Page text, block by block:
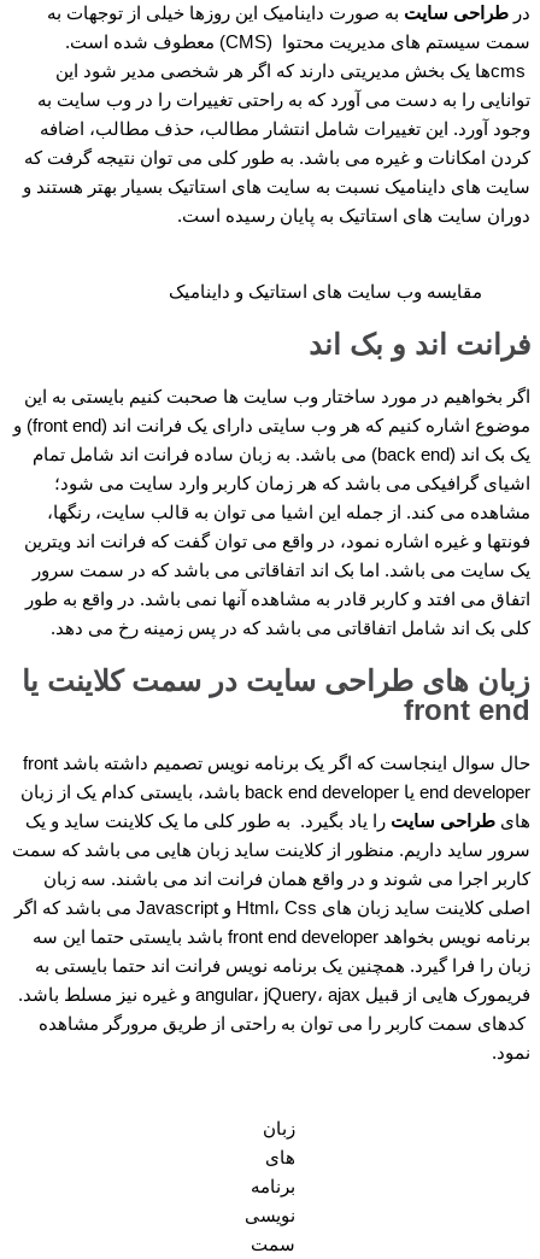
در طراحی سایت به صورت داینامیک این روزها خیلی از توجهات به
سمت سیستم های مدیریت محتوا (CMS) معطوف شده است.
cmsها یک بخش مدیریتی دارند که اگر هر شخصی مدیر شود این
توانایی را به دست می آورد که به راحتی تغییرات را در وب سایت به
وجود آورد. این تغییرات شامل انتشار مطالب، حذف مطالب، اضافه
کردن امکانات و غیره می باشد. به طور کلی می توان نتیجه گرفت که
سایت های داینامیک نسبت به سایت های استاتیک بسیار بهتر هستند و
دوران سایت های استاتیک به پایان رسیده است.
مقایسه وب سایت های استاتیک و داینامیک
فرانت اند و بک اند
اگر بخواهیم در مورد ساختار وب سایت ها صحبت کنیم بایستی به این
موضوع اشاره کنیم که هر وب سایتی دارای یک فرانت اند (front end) و
یک بک اند (back end) می باشد. به زبان ساده فرانت اند شامل تمام
اشیای گرافیکی می باشد که هر زمان کاربر وارد سایت می شود؛
مشاهده می کند. از جمله این اشیا می توان به قالب سایت، رنگها،
فونتها و غیره اشاره نمود، در واقع می توان گفت که فرانت اند ویترین
یک سایت می باشد. اما بک اند اتفاقاتی می باشد که در سمت سرور
اتفاق می افتد و کاربر قادر به مشاهده آنها نمی باشد. در واقع به طور
کلی بک اند شامل اتفاقاتی می باشد که در پس زمینه رخ می دهد.
زبان های طراحی سایت در سمت کلاینت یا
front end
حال سوال اینجاست که اگر یک برنامه نویس تصمیم داشته باشد front
end developer یا back end developer باشد، بایستی کدام یک از زبان
های طراحی سایت را یاد بگیرد. به طور کلی ما یک کلاینت ساید و یک
سرور ساید داریم. منظور از کلاینت ساید زبان هایی می باشد که سمت
کاربر اجرا می شوند و در واقع همان فرانت اند می باشند. سه زبان
اصلی کلاینت ساید زبان های Html، Css و Javascript می باشد که اگر
برنامه نویس بخواهد front end developer باشد بایستی حتما این سه
زبان را فرا گیرد. همچنین یک برنامه نویس فرانت اند حتما بایستی به
فریمورک هایی از قبیل angular، jQuery، ajax و غیره نیز مسلط باشد.
کدهای سمت کاربر را می توان به راحتی از طریق مرورگر مشاهده
نمود.
زبان
های
برنامه
نویسی
سمت